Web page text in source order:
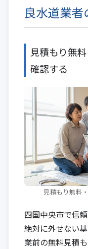
良水道業
見積もり無
確認する
見積もり無料
四国中央市で信
絶対に外せない
業前の無料見積